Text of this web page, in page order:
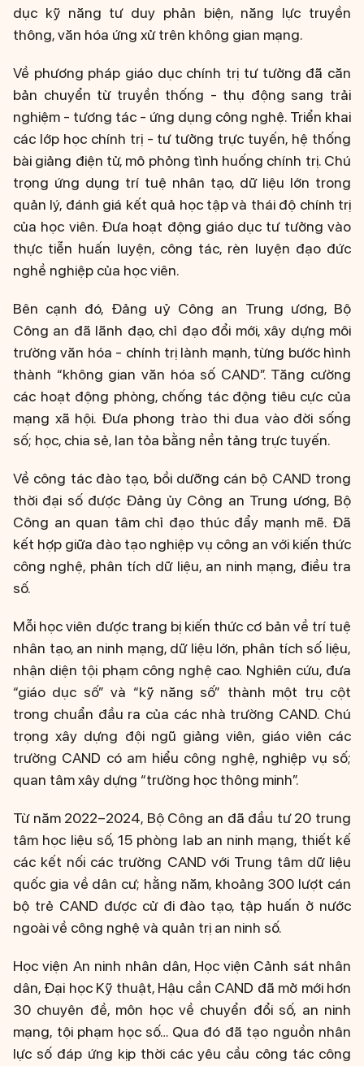
dục kỹ năng tư duy phản biện, năng lực truyền
thông, văn hóa ứng xử trên không gian mạng.
Về phương pháp giáo dục chính trị tư tưởng đã căn
bản chuyển từ truyền thống - thụ động sang trải
nghiệm - tương tác - ứng dụng công nghệ. Triển khai
các lớp học chính trị - tư tưởng trực tuyến, hệ thống
bài giảng điện tử, mô phỏng tình huống chính trị. Chú
trọng ứng dụng trí tuệ nhân tạo, dữ liệu lớn trong
quản lý, đánh giá kết quả học tập và thái độ chính trị
của học viên. Đưa hoạt động giáo dục tư tưởng vào
thực tiễn huấn luyện, công tác, rèn luyện đạo đức
nghề nghiệp của học viên.
Bên cạnh đó, Đảng uỷ Công an Trung ương, Bộ
Công an đã lãnh đạo, chỉ đạo đổi mới, xây dựng môi
trường văn hóa - chính trị lành mạnh, từng bước hình
thành “không gian văn hóa số CAND”. Tăng cường
các hoạt động phòng, chống tác động tiêu cực của
mạng xã hội. Đưa phong trào thi đua vào đời sống
số; học, chia sẻ, lan tỏa bằng nền tảng trực tuyến.
Về công tác đào tạo, bồi dưỡng cán bộ CAND trong
thời đại số được Đảng ủy Công an Trung ương, Bộ
Công an quan tâm chỉ đạo thúc đẩy mạnh mẽ. Đã
kết hợp giữa đào tạo nghiệp vụ công an với kiến thức
công nghệ, phân tích dữ liệu, an ninh mạng, điều tra
số.
Mỗi học viên được trang bị kiến thức cơ bản về trí tuệ
nhân tạo, an ninh mạng, dữ liệu lớn, phân tích số liệu,
nhận diện tội phạm công nghệ cao. Nghiên cứu, đưa
“giáo dục số” và “kỹ năng số” thành một trụ cột
trong chuẩn đầu ra của các nhà trường CAND. Chú
trọng xây dựng đội ngũ giảng viên, giáo viên các
trường CAND có am hiểu công nghệ, nghiệp vụ số;
quan tâm xây dựng “trường học thông minh”.
Từ năm 2022–2024, Bộ Công an đã đầu tư 20 trung
tâm học liệu số, 15 phòng lab an ninh mạng, thiết kế
các kết nối các trường CAND với Trung tâm dữ liệu
quốc gia về dân cư; hằng năm, khoảng 300 lượt cán
bộ trẻ CAND được cử đi đào tạo, tập huấn ở nước
ngoài về công nghệ và quản trị an ninh số.
Học viện An ninh nhân dân, Học viện Cảnh sát nhân
dân, Đại học Kỹ thuật, Hậu cần CAND đã mở mới hơn
30 chuyên đề, môn học về chuyển đổi số, an ninh
mạng, tội phạm học số… Qua đó đã tạo nguồn nhân
lực số đáp ứng kịp thời các yêu cầu công tác công